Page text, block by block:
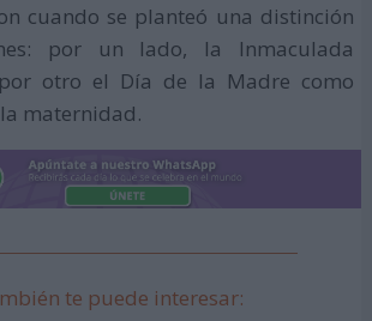
cuando se planteó una distinción
por un lado, la Inmaculada
otro el Día de la Madre como
maternidad.
te puede interesar: